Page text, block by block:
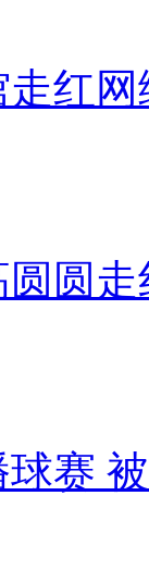
红网
圆走
赛